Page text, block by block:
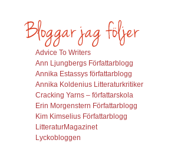
Advice To Writers
Ann Ljungbergs Författarblogg
Annika Estassys författarblogg
Annika Koldenius Litteraturkritiker
Cracking Yarns – författarskola
Erin Morgenstern Författarblogg
Kim Kimselius Författarblogg
LitteraturMagazinet
Lyckobloggen